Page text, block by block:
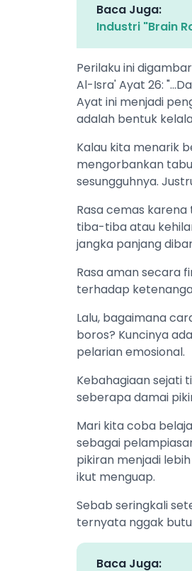
Baca Juga:
Industri "Brain
Perilaku ini
Al-Isra' Ayat 26:
Ayat ini menjadi
adalah bentuk
Kalau kita menarik
mengorbankan
sesungguhnya.
Rasa cemas
tiba-tiba atau
jangka panjang
Rasa aman secara
terhadap
Lalu, bagaimana
boros? Kuncinya
pelarian emosional.
Kebahagiaan sejati
seberapa damai
Mari kita coba
sebagai
pikiran menjadi
ikut menguap.
Sebab seringkali
ternyata nggak
Baca Juga: